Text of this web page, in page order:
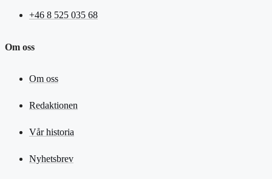
+46 8 525 035 68
Om oss
Om oss
Redaktionen
Vår historia
Nyhetsbrev